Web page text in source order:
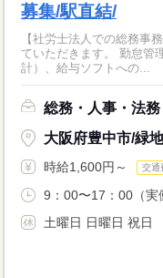
募集/駅直結/
【社労士法人での総務事
ていただきます。 勤怠管
計）、給与ソフトへの...
総務・人事・法
大阪府豊中市/緑
時給1,600円～ 交通
9：00〜17：00（実
土曜日 日曜日 祝日